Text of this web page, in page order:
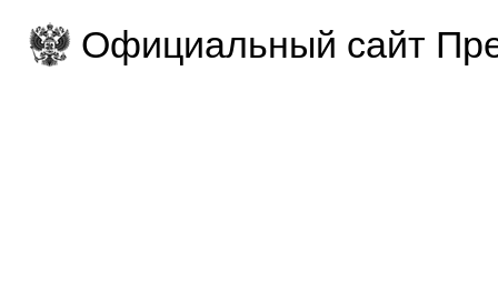
Официальный сайт